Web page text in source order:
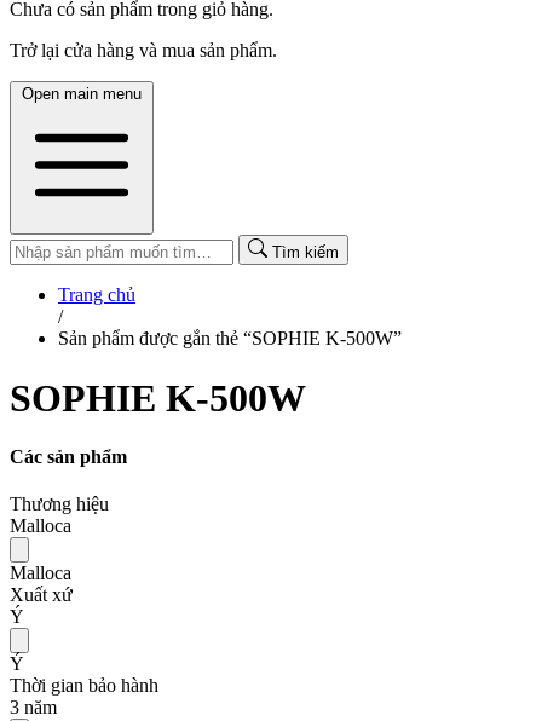
Chưa có sản phẩm trong giỏ hàng.
Trở lại cửa hàng và mua sản phẩm.
Open main menu
Tìm kiếm
Trang chủ
/
Sản phẩm được gắn thẻ “SOPHIE K-500W”
SOPHIE K-500W
Các sản phẩm
Thương hiệu
Malloca
Malloca
Xuất xứ
Ý
Ý
Thời gian bảo hành
3 năm